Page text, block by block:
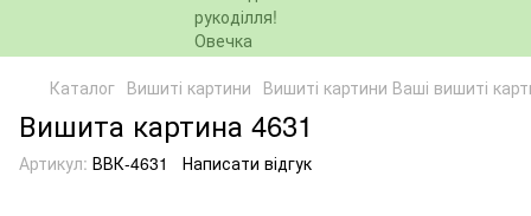
Каталог Вишиті картини Вишиті картини Ваші вишиті
Вишита картина 4631
Артикул: ВВК-4631 Написати відгук